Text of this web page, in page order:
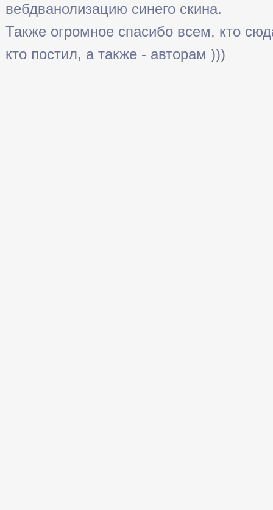
вебдванолизацию синего скина.
Также огромное спасибо всем, кто
кто постил, а также - авторам )))